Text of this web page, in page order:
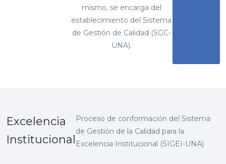
mismo, se encarga del
establecimiento del Sistema
de Gestión de Calidad (SGC-
UNA).
Excelencia
Institucional
Proceso de conformación del Sistema
de Gestión de la Calidad para la
Excelencia Institucional (SIGEI-UNA)